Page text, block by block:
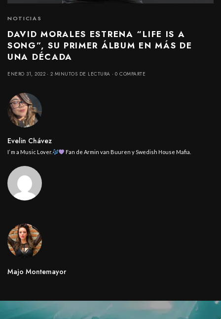
NOTICIAS
DAVID MORALES ESTRENA “LIFE IS A
SONG”, SU PRIMER ÁLBUM EN MÁS DE
UNA DÉCADA
ENERO 31, 2022 2 MINUTOS DE LECTURA 0 COMPARTE
Evelin Chávez
I’ m a Music Lover. Fan de Armin van Buuren y Swedish House Mafia.
Majo Montemayor